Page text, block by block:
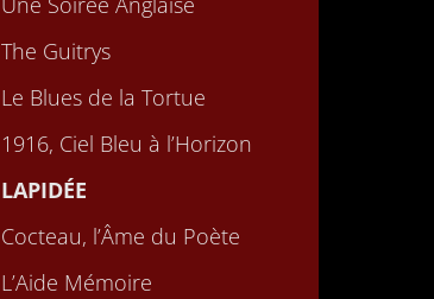
The Guitrys
Le Blues de la Tortue
1916, Ciel Bleu à l’Horizon
LAPIDÉE
Cocteau, l’Âme du Poète
L’Aide Mémoire